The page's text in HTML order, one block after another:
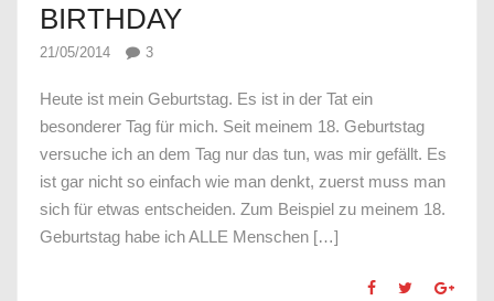
BIRTHDAY
21/05/2014 3
Heute ist mein Geburtstag. Es ist in der Tat ein
besonderer Tag für mich. Seit meinem 18. Geburtstag
versuche ich an dem Tag nur das tun, was mir gefällt. Es
ist gar nicht so einfach wie man denkt, zuerst muss man
sich für etwas entscheiden. Zum Beispiel zu meinem 18.
Geburtstag habe ich ALLE Menschen […]